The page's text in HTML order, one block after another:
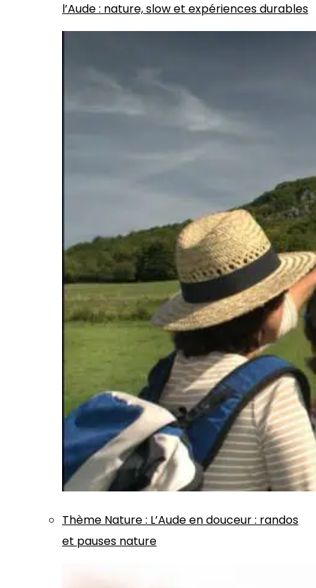
l’Aude : nature, slow et expériences durables
Thème Nature: L’Aude en douceur : randos
et pauses nature